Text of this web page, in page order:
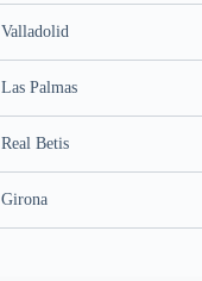
Valladolid
Las Palmas
Real Betis
Girona